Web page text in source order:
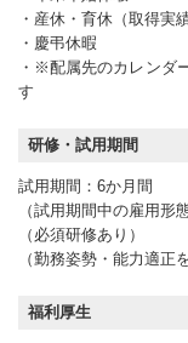
・産休・育休（取得実
・慶弔休暇
・※配属先のカレンダ
す
研修・試用期間
試用期間：6か月間
（試用期間中の雇用形
（必須研修あり）
（勤務姿勢・能力適正
福利厚生